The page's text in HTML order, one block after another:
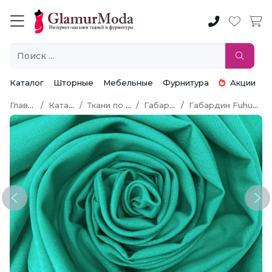
Каталог Шторные Мебельные Фурнитура Акции
Главная Каталог Ткани по типу Габардин Габардин Fuhua [Фуа]
Previous